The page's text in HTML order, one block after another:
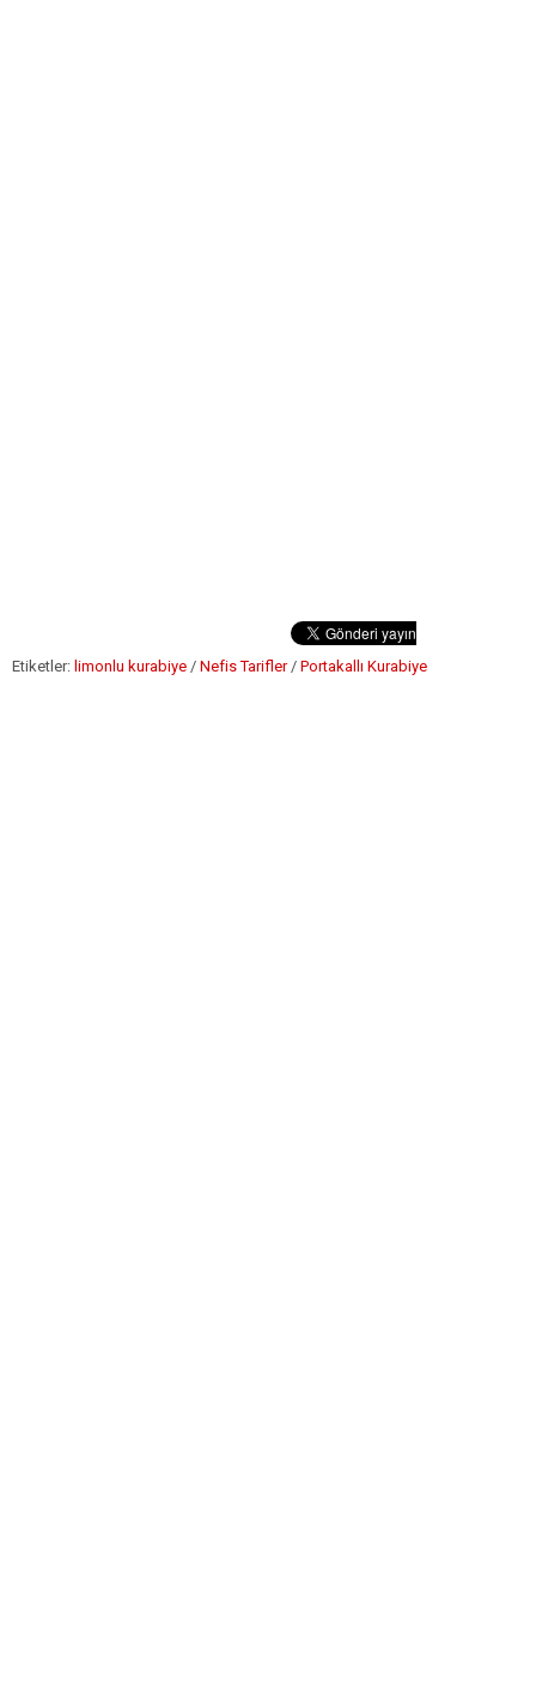
Etiketler: limonlu kurabiye / Nefis Tarifler/ Portakallı Kurabiye